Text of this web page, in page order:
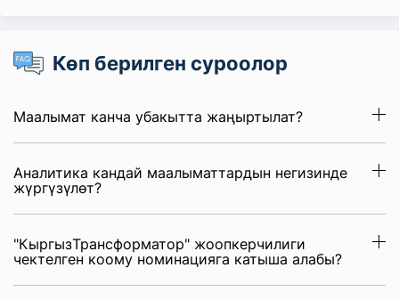
Көп берилген суроолор
Маалымат канча убакытта жаңыртылат?
Аналитика кандай маалыматтардын негизинде
жүргүзүлөт?
"КыргызТрансформатор" жоопкерчилиги
чектелген коому номинацияга катыша алабы?